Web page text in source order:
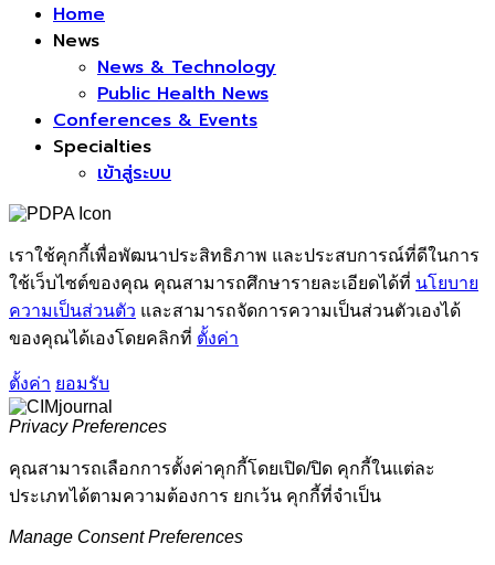
Home
News
News & Technology
Public Health News
Conferences & Events
Specialties
เข้าสู่ระบบ
เราใช้คุกกี้เพื่อพัฒนาประสิทธิภาพ และประสบการณ์ที่ดีในการ
ใช้เว็บไซต์ของคุณ คุณสามารถศึกษารายละเอียดได้ที่ นโยบาย
ความเป็นส่วนตัว และสามารถจัดการความเป็นส่วนตัวเองได้
ของคุณได้เองโดยคลิกที่ ตั้งค่า
ตั้งค่า ยอมรับ
Privacy Preferences
คุณสามารถเลือกการตั้งค่าคุกกี้โดยเปิด/ปิด คุกกี้ในแต่ละ
ประเภทได้ตามความต้องการ ยกเว้น คุกกี้ที่จำเป็น
Manage Consent Preferences